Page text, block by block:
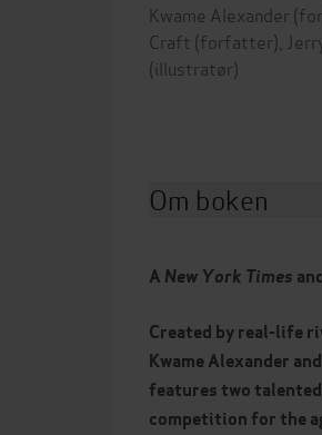
Kwame Alexander
Craft (forfatter),
(illustratør)
Om boken
A New York Times
Created by real-life
Kwame Alexander
features two
competition for the